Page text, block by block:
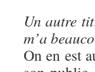
Un autre
m’a
On en est